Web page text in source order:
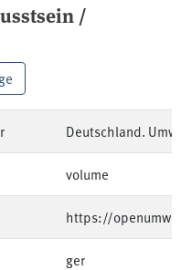
/
Deutschland.
volume
https://
ger